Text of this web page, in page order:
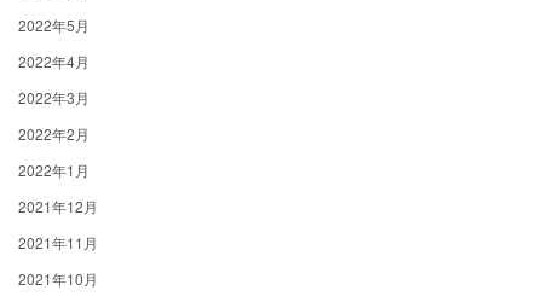
2022年5月
2022年4月
2022年3月
2022年2月
2022年1月
2021年12月
2021年11月
2021年10月